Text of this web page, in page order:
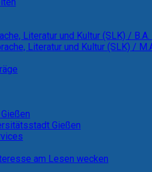
Literatur und Kultur (SLK) /
Literatur und Kultur (SLK) /
Gießen
am Lesen wecken